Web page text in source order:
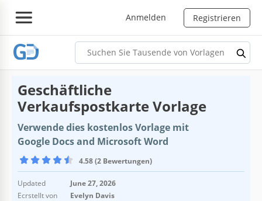
Anmelden Registrieren
Geschäftliche
Verkaufspostkarte Vorlage
Verwende dies kostenlos Vorlage mit
Google Docs and Microsoft Word
4.58 (2 Bewertungen)
Updated
June 27, 2026
Ecrstellt von
Evelyn Davis